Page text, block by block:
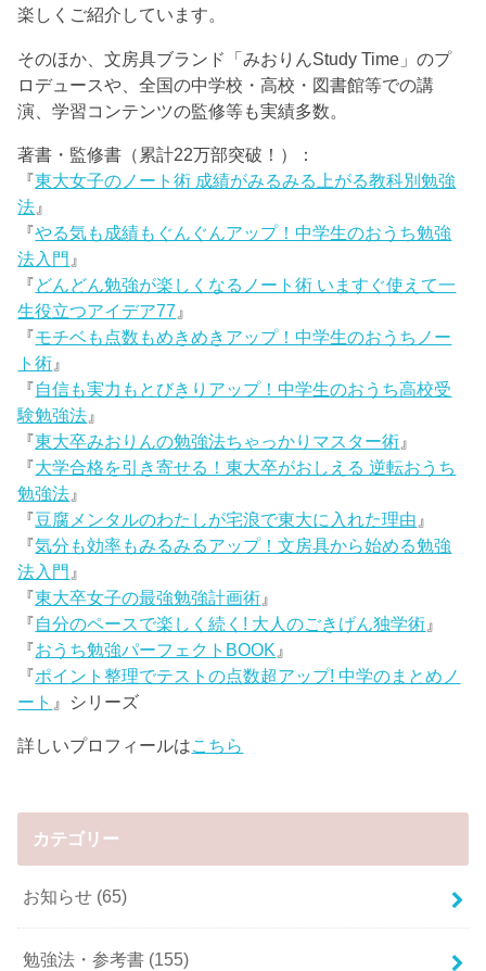
楽しくご紹介しています。
そのほか、文房具ブランド「みおりんStudy Time」のプ
ロデュースや、全国の中学校・高校・図書館等での講
演、学習コンテンツの監修等も実績多数。
著書・監修書（累計22万部突破！）：
『東大女子のノート術 成績がみるみる上がる教科別勉強
法 』
『やる気も成績もぐんぐんアップ！中学生のおうち勉強
法入門 』
『どんどん勉強が楽しくなるノート術 いますぐ使えて一
生役立つアイデア77 』
『モチベも点数もめきめきアップ！中学生のおうちノー
ト術 』
『自信も実力もとびきりアップ！中学生のおうち高校受
験勉強法 』
『東大卒みおりんの勉強法ちゃっかりマスター術 』
『大学合格を引き寄せる！東大卒がおしえる 逆転おうち
勉強法 』
『豆腐メンタルのわたしが宅浪で東大に入れた理由 』
『気分も効率もみるみるアップ！文房具から始める勉強
法入門 』
『東大卒女子の最強勉強計画術 』
『自分のペースで楽しく続く! 大人のごきげん独学術 』
『おうち勉強パーフェクトBOOK 』
『ポイント整理でテストの点数超アップ! 中学のまとめノ
ート 』シリーズ
詳しいプロフィールはこちら
カテゴリー
お知らせ (65)
勉強法・参考書 (155)